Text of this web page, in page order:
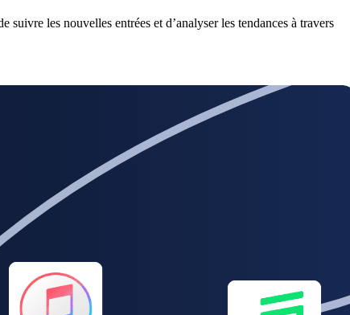
les nouvelles entrées et d’analyser les tendances à travers